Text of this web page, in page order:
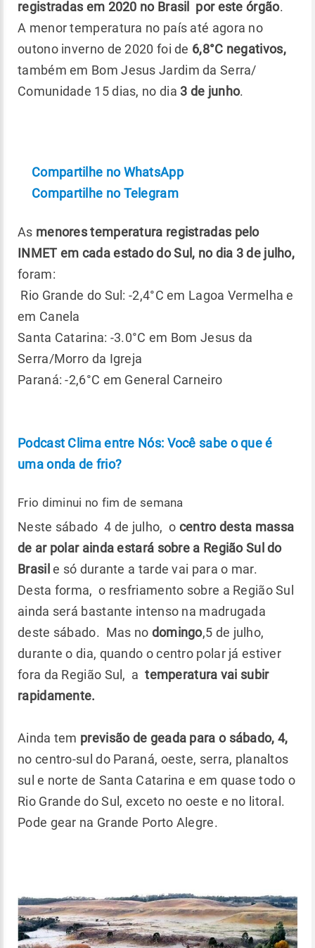
registradas em 2020 no Brasil por este órgão.
A menor temperatura no país até agora no
outono inverno de 2020 foi de 6,8°C negativos,
também em Bom Jesus Jardim da Serra/
Comunidade 15 dias, no dia 3 de junho.
Compartilhe no WhatsApp
Compartilhe no Telegram
As menores temperatura registradas pelo
INMET em cada estado do Sul, no dia 3 de julho,
foram:
Rio Grande do Sul: -2,4°C em Lagoa Vermelha e
em Canela
Santa Catarina: -3.0°C em Bom Jesus da
Serra/Morro da Igreja
Paraná: -2,6°C em General Carneiro
Podcast Clima entre Nós: Você sabe o que é
uma onda de frio?
Frio diminui no fim de semana
Neste sábado 4 de julho, o centro desta massa
de ar polar ainda estará sobre a Região Sul do
Brasil e só durante a tarde vai para o mar.
Desta forma, o resfriamento sobre a Região Sul
ainda será bastante intenso na madrugada
deste sábado. Mas no domingo,5 de julho,
durante o dia, quando o centro polar já estiver
fora da Região Sul, atemperatura vai subir
rapidamente.
Ainda tem previsão de geada para o sábado, 4,
no centro-sul do Paraná, oeste, serra, planaltos
sul e norte de Santa Catarina e em quase todo o
Rio Grande do Sul, exceto no oeste e no litoral.
Pode gear na Grande Porto Alegre.